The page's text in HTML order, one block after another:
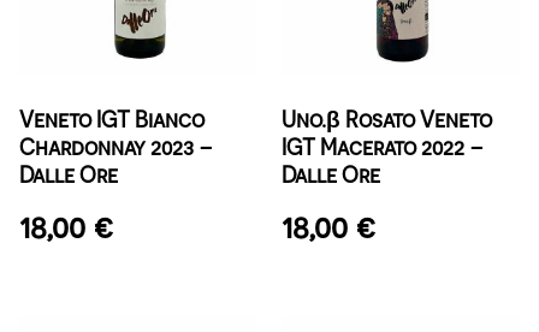
Veneto IGT Bianco
Chardonnay 2023 –
Dalle Ore
18,00 €
Uno.β Rosato Veneto
IGT Macerato 2022 –
Dalle Ore
18,00 €